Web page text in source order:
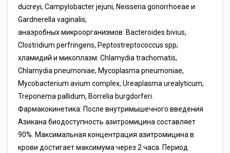
ducreyi, Campylobacter jejuni, Neisseria gonorrhoeae и
Gardnerella vaginalis;
анаэробных микроорганизмов: Bacteroides bivius,
Clostridium perfringens, Peptostreptococcus spp;
хламидий и микоплазм: Chlamydia trachomatis,
Chlamydia pneumoniae, Mycoplasma pneumoniae,
Mycobacterium avium complex, Ureaplasma urealyticum,
Treponema pallidum, Borrelia burgdorferi.
Фармакокинетика: После внутримышечного введения
Азикана биодоступность азитромицина составляет
90%. Максимальная концентрация азитромицина в
крови достигает максимума через 2 часа. Период